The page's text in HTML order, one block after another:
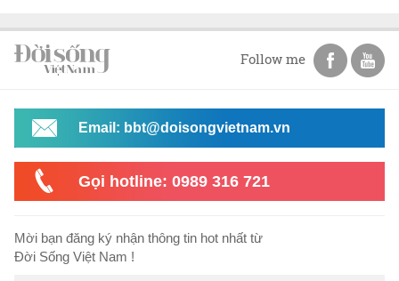
Follow me
Email: bbt@doisongvietnam.vn
Gọi hotline: 0989 316 721
Mời bạn đăng ký nhận thông tin hot nhất từ
Đời Sống Việt Nam !